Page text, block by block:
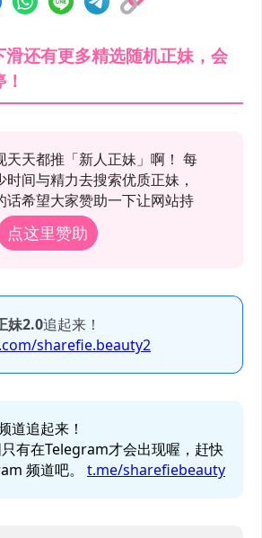
还有更多精选随机正妹，会
天天都推「新人正妹」啊！ 每
时间与精力去搜索优质正妹，
话希望大家赞助一下让网站持
点这里赞助
妹2.0追起来！
sharefie.beauty2
道追起来！
有在Telegram才会出现喔，赶快
频道吧。 t.me/sharefiebeauty